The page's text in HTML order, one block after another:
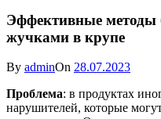
Эффективные
жучками в крупе
By adminOn 28.07.2023
Проблема: в продуктах
нарушителей, которые